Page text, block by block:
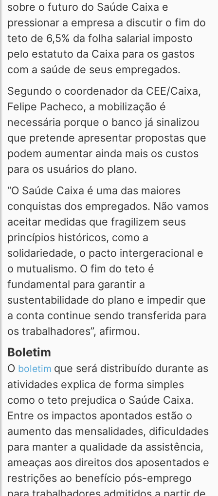
sobre o futuro do Saúde Caixa e
pressionar a empresa a discutir o fim do
teto de 6,5% da folha salarial imposto
pelo estatuto da Caixa para os gastos
com a saúde de seus empregados.
Segundo o coordenador da CEE/Caixa,
Felipe Pacheco, a mobilização é
necessária porque o banco já sinalizou
que pretende apresentar propostas que
podem aumentar ainda mais os custos
para os usuários do plano.
“O Saúde Caixa é uma das maiores
conquistas dos empregados. Não vamos
aceitar medidas que fragilizem seus
princípios históricos, como a
solidariedade, o pacto intergeracional e
o mutualismo. O fim do teto é
fundamental para garantir a
sustentabilidade do plano e impedir que
a conta continue sendo transferida para
os trabalhadores”, afirmou.
Boletim
O boletim que será distribuído durante as
atividades explica de forma simples
como o teto prejudica o Saúde Caixa.
Entre os impactos apontados estão o
aumento das mensalidades, dificuldades
para manter a qualidade da assistência,
ameaças aos direitos dos aposentados e
restrições ao benefício pós-emprego